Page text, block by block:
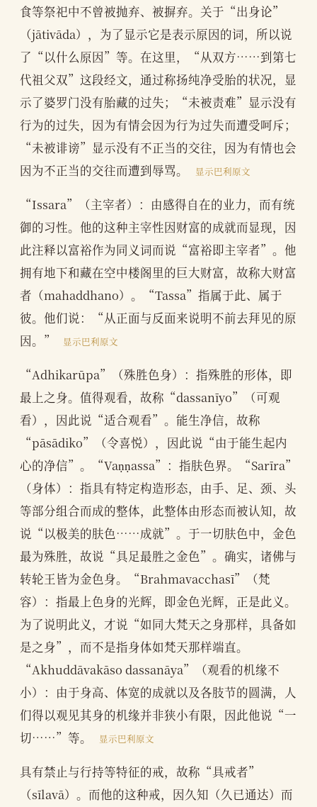
食等祭祀中不曾被抛弃、被摒弃。关于“出身论”
（jātivāda），为了显示它是表示原因的词，所以说
了“以什么原因”等。在这里，“从双方……到第七
代祖父双”这段经文，通过称扬纯净受胎的状况，显
示了婆罗门没有胎藏的过失；“未被责难”显示没有
行为的过失，因为有情会因为行为过失而遭受呵斥；
“未被诽谤”显示没有不正当的交往，因为有情也会
因为不正当的交往而遭到辱骂。
显示巴利原文
“Issara”（主宰者）：由感得自在的业力，而有统
御的习性。他的这种主宰性因财富的成就而显现，因
此注释以富裕作为同义词而说“富裕即主宰者”。他
拥有地下和藏在空中楼阁里的巨大财富，故称大财富
者（mahaddhano）。“Tassa”指属于此、属于
彼。他们说：“从正面与反面来说明不前去拜见的原
因。”
显示巴利原文
“Adhikarūpa”（殊胜色身）：指殊胜的形体，即
最上之身。值得观看，故称“dassanīyo”（可观
看），因此说“适合观看”。能生净信，故称
“pāsādiko”（令喜悦），因此说“由于能生起内
心的净信”。“Vaṇṇassa”：指肤色界。“Sarīra”
（身体）：指具有特定构造形态，由手、足、颈、头
等部分组合而成的整体，此整体由形态而被认知，故
说“以极美的肤色……成就”。于一切肤色中，金色
最为殊胜，故说“具足最胜之金色”。确实，诸佛与
转轮王皆为金色身。“Brahmavacchasī”（梵
容）：指最上色身的光辉，即金色光辉，正是此义。
为了说明此义，才说“如同大梵天之身那样，具备如
是之身”，而不是指身体如梵天那样端直。
“Akhuddāvakāso dassanāya”（观看的机缘不
小）：由于身高、体宽的成就以及各肢节的圆满，人
们得以观见其身的机缘并非狭小有限，因此他说“一
切……”等。
显示巴利原文
具有禁止与行持等特征的戒，故称“具戒者”
（sīlavā）。而他的这种戒，因久知（久已通达）而